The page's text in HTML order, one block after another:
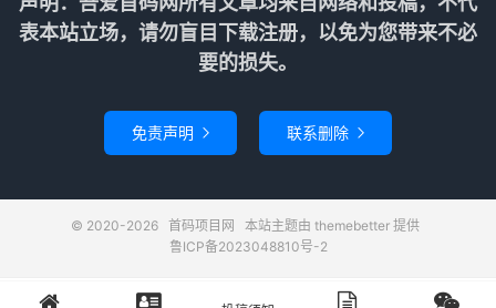
表本站立场，请勿盲目下载注册，以免为您带来不必
要的损失。
免责声明  联系删除 
© 2020-2026 首码项目网 本站主题由 themebetter提供
鲁ICP备2023048810号-2